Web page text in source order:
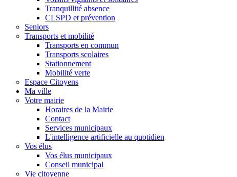
Tranquillité absence
CLSPD et prévention
Seniors
Transports et mobilité
Transports en commun
Transports scolaires
Stationnement
Mobilité verte
Espace Citoyens
Ma ville
Votre mairie
Horaires de la Mairie
Contact
Services municipaux
L'intelligence artificielle au quotidien
Vos élus
Vos élus municipaux
Conseil municipal
Vie citoyenne